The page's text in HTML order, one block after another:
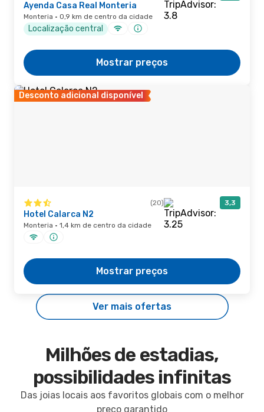
Ayenda Casa Real Monteria
Monteria · 0,9 km de centro da cidade
Localização central
Mostrar preços
Desconto adicional disponível
(20) 3,3
Hotel Calarca N2
Monteria · 1,4 km de centro da cidade
Mostrar preços
Ver mais ofertas
Milhões de estadias,
possibilidades infinitas
Das joias locais aos favoritos globais com o melhor
preço garantido